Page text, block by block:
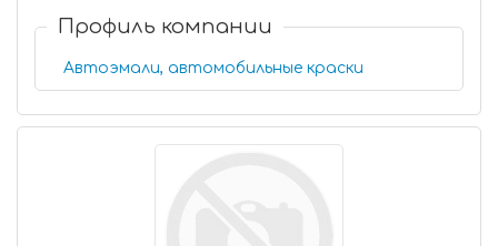
Профиль компании
Автоэмали, автомобильные краски